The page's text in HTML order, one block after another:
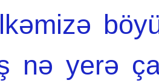
nə yerə